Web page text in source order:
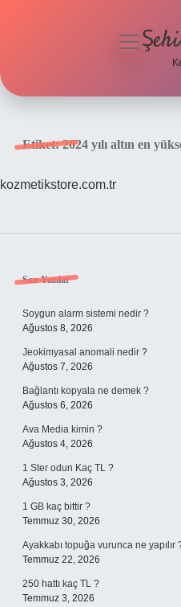
menüyü
Etiket:2024 yılı altın en
kozmetikstore.com.tr
Sidebar
Son Yazılar
Soygun alarm sistemi nedir ?
Ağustos 8, 2026
Jeokimyasal anomali nedir ?
Ağustos 7, 2026
Bağlantı kopyala ne demek ?
Ağustos 6, 2026
Ava Media kimin ?
Ağustos 4, 2026
1 Ster odun Kaç TL ?
Ağustos 3, 2026
1 GB kaç bittir ?
Temmuz 30, 2026
Ayakkabı topuğa vurunca ne yapılır
Temmuz 22, 2026
250 hattı kaç TL ?
Temmuz 3, 2026